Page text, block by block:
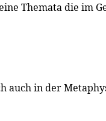
Themata die im
auch in der